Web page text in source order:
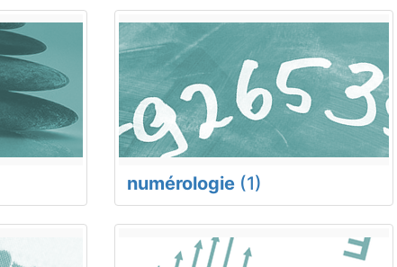
numérologie (1)